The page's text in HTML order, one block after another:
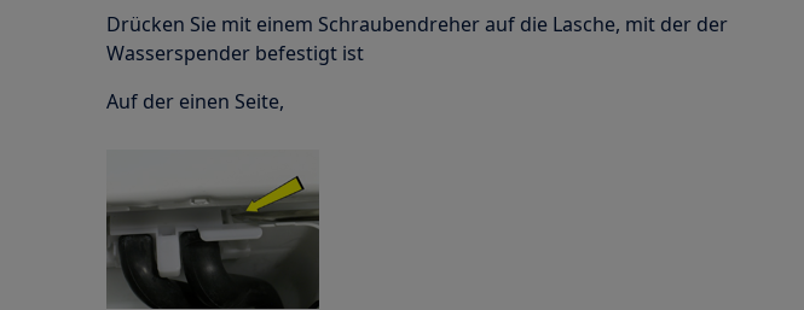
Drücken Sie mit einem Schraubendreher auf die Lasche, mit der der
Wasserspender befestigt ist
Auf der einen Seite,